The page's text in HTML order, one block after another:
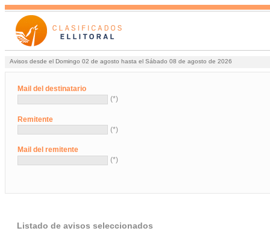
Avisos desde el Domingo 02 de agosto hasta el Sábado 08 de agosto de 2026
Mail del destinatario
(*)
Remitente
(*)
Mail del remitente
(*)
Listado de avisos seleccionados